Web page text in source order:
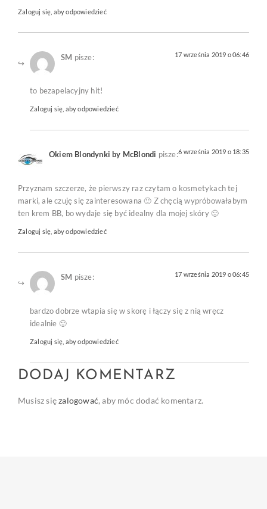
Zaloguj się, aby odpowiedzieć
SM pisze: 17 września 2019 o 06:46
to bezapelacyjny hit!
Zaloguj się, aby odpowiedzieć
Okiem Blondynki by McBlondi pisze:6 września 2019 o 18:35
Przyznam szczerze, że pierwszy raz czytam o kosmetykach tej
marki, ale czuję się zainteresowana 🙂 Z chęcią wypróbowałabym
ten krem BB, bo wydaje się być idealny dla mojej skóry 🙂
Zaloguj się, aby odpowiedzieć
SM pisze: 17 września 2019 o 06:45
bardzo dobrze wtapia się w skorę i łączy się z nią wręcz
idealnie 🙂
Zaloguj się, aby odpowiedzieć
DODAJ KOMENTARZ
Musisz sięzalogować, aby móc dodać komentarz.